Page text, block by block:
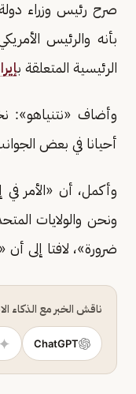
صرح رئيس وزراء دولة
بأنه والرئيس
الرئيسية المتعلقة ب
وأضاف «نتنياهو»:
أحيانا في بعض
وأكمل، أن «الأمر في
ونحن والولايات
ضرورة»، لافتا إلى أن
ناقش الخبر مع الذكاء
ChatGPT